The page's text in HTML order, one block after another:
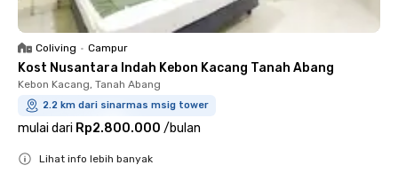
Coliving • Campur
Kost Nusantara Indah Kebon Kacang Tanah Abang
Kebon Kacang, Tanah Abang
2.2 km dari sinarmas msig tower
mulai dari Rp2.800.000 /bulan
Lihat info lebih banyak